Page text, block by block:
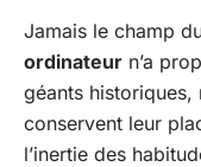
Jamais le champ
ordinateur n’a
géants historiques,
conservent leur
l’inertie des